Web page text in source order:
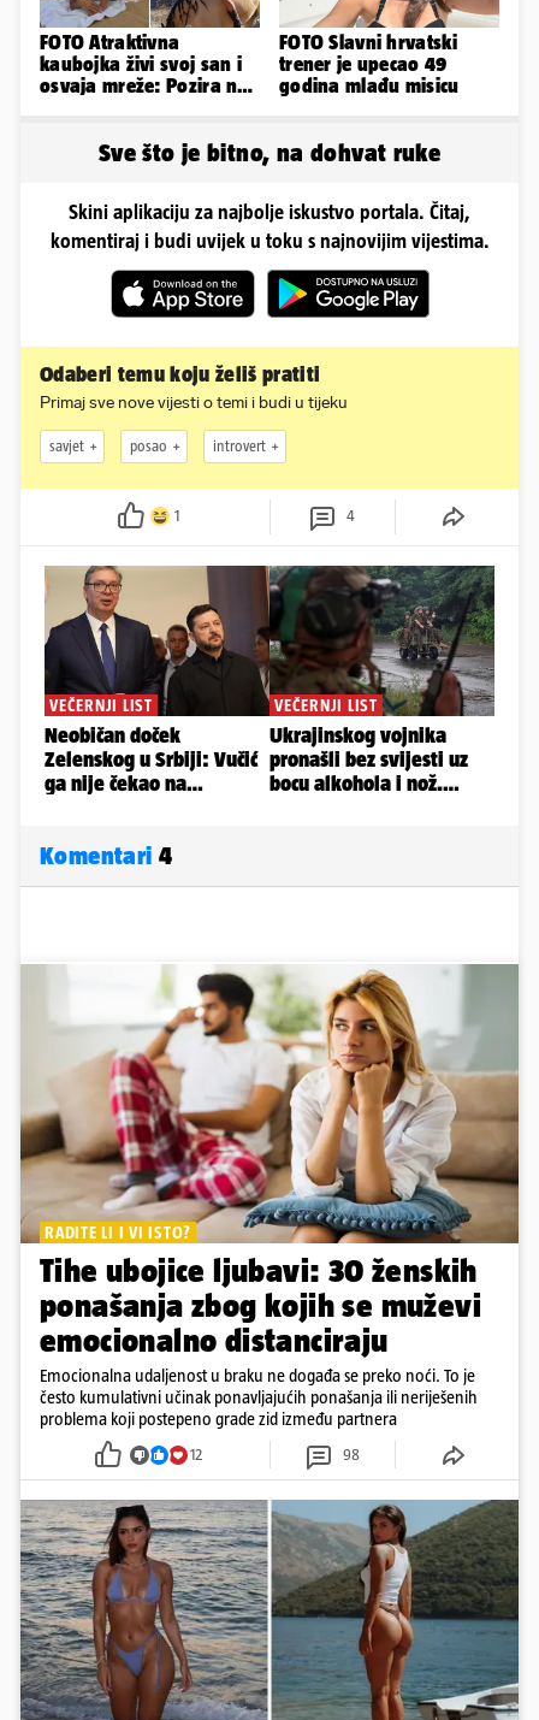
FOTO Atraktivna
kaubojka živi svoj san i
osvaja mreže: Pozira na
FOTO Slavni hrvatski
trener je upecao 49
godina mlađu misicu
Sve što je bitno, na dohvat ruke
Skini aplikaciju za najbolje iskustvo portala. Čitaj,
komentiraj i budi uvijek u toku s najnovijim vijestima.
Odaberi temu koju želiš pratiti
Primaj sve nove vijesti o temi i budi u tijeku
savjet posao introvert
1 4
Komentari 4
RADITE LI I VI ISTO?
Tihe ubojice ljubavi: 30 ženskih
ponašanja zbog kojih se muževi
emocionalno distanciraju
Emocionalna udaljenost u braku ne događa se preko noći. To je
često kumulativni učinak ponavljajućih ponašanja ili neriješenih
problema koji postepeno grade zid između partnera
12 98